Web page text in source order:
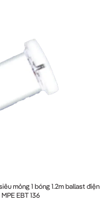
mỏng 1 bóng 1.2m ballast điện
EBT 136